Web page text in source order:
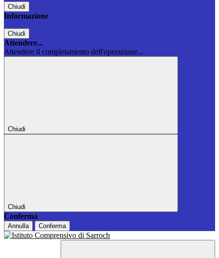
Chiudi
Informazione
Chiudi
Attendere...
Attendere il completamento dell'operazione...
Chiudi
Chiudi
Conferma
Annulla Conferma